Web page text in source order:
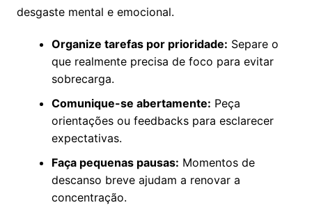
desgaste mental e emocional.
Organize tarefas por prioridade: Separe o
que realmente precisa de foco para evitar
sobrecarga.
Comunique-se abertamente: Peça
orientações ou feedbacks para esclarecer
expectativas.
Faça pequenas pausas: Momentos de
descanso breve ajudam a renovar a
concentração.